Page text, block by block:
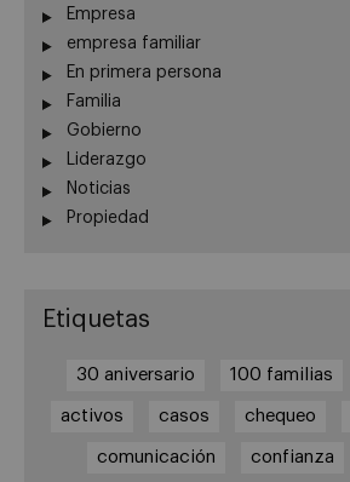
Empresa
empresa familiar
En primera persona
Familia
Gobierno
Liderazgo
Noticias
Propiedad
Etiquetas
30 aniversario 100 familias
activos casos chequeo
comunicación confianza